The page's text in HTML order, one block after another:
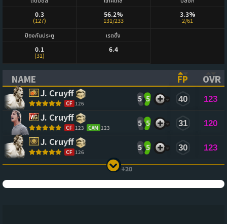
0.3
(127)
56.2%
131/233
3.3%
2/61
ป้องกันประตู
0.1
(31)
เรตติ้ง
6.4
NAME
(CLICK TO SORT ASCENDING)
FP
OVR
J. Cruyff
CF 126
5 5 40 123
J. Cruyff
CF 123 CAM 123
5 5 31 120
J. Cruyff
CF 126
5 5 30 123
+20